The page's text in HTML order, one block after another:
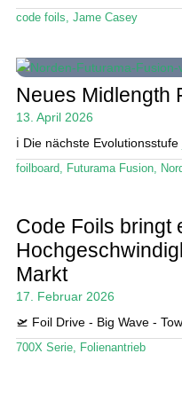
code foils Jame Casey
Neues Midlength
13. April 2026
ℹ️ Die nächste Evolutionsstufe
foilboard, Futurama Fusion,
Code Foils bringt
Markt
17. Februar 2026
🛫 Foil Drive - Big Wave - Tow
700X Serie, Folienantrieb